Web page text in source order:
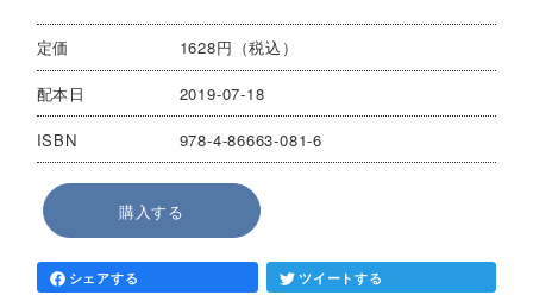
定価 1628円（税込）
配本日 2019-07-18
ISBN 978-4-86663-081-6
購入する
シェアする ツイートする